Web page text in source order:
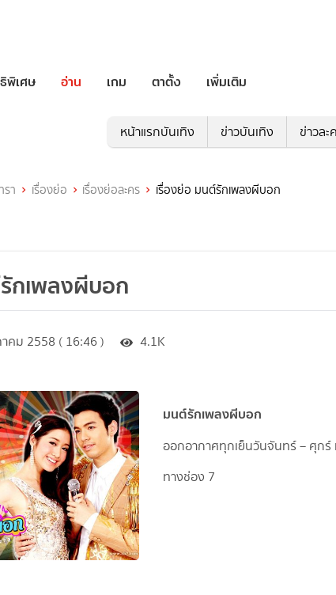
พิเศษ อ่าน เกม ตาตั้ง เพิ่มเติม
หน้าแรกบันเทิง ข่าวบันเทิง ข่าวละ
รา เรื่องย่อ เรื่องย่อละคร เรื่องย่อ มนต์รักเพลงผีบอก
กเพลงผีบอก
คม 2558 ( 16:46 ) 4.1K
มนต์รักเพลงผีบอก
ออกอากาศทุกเย็นวันจันทร์ – ศุกร์
ทางช่อง 7